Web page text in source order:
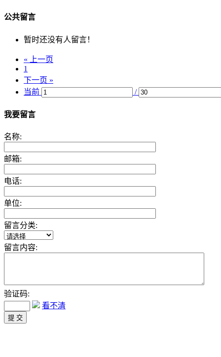
公共留言
暂时还没有人留言！
« 上一页
1
下一页 »
当前
/
我要留言
名称:
邮箱:
电话:
单位:
留言分类:
留言内容:
验证码:
看不清